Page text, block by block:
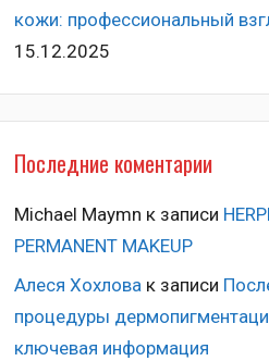
кожи: профессиональный
15.12.2025
Последние коментарии
Michael Maymn к записи
PERMANENT MAKEUP
Алеся Хохловак записи
процедуры
ключевая информация